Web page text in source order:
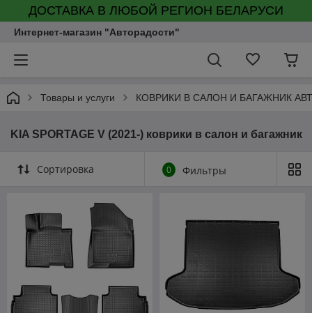
ДОСТАВКА В ЛЮБОЙ РЕГИОН БЕЛАРУСИ
Интернет-магазин "Авторадости"
Товары и услуги КОВРИКИ В САЛОН И БАГАЖНИК
KIA SPORTAGE V (2021-) коврики в салон и багажник
Сортировка 0 Фильтры